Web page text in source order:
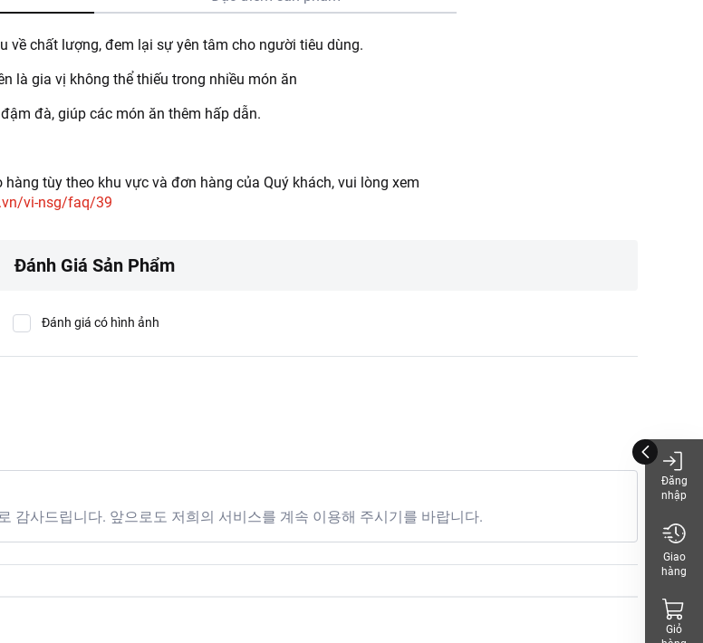
về chất lượng, đem lại sự yên tâm cho người tiêu dùng.
là gia vị không thể thiếu trong nhiều món ăn
đà, giúp các món ăn thêm hấp dẫn.
tùy theo khu vực và đơn hàng của Quý khách, vui lòng xem
vi-nsg/faq/39
Đánh Giá Sản Phẩm
Đánh giá có hình ảnh
감사드립니다. 앞으로도 저희의 서비스를 계속 이용해 주시기를 바랍니다.
Đăng
nhập
Giao
hàng
Giỏ